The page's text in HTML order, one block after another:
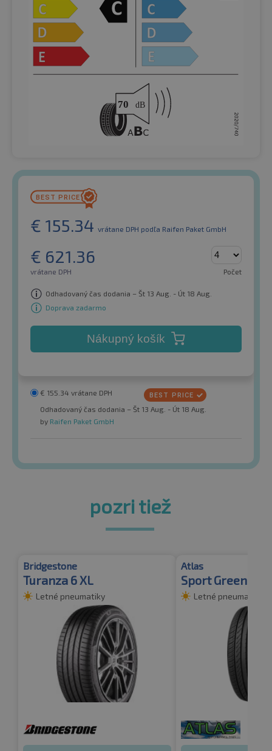
€ 155.34 vrátane DPH podľa Raifen Paket GmbH
€ 621.36
vrátane DPH Počet
Odhadovaný čas dodania – Št 13 Aug. - Út 18 Aug.
Doprava zadarmo
Nákupný košík
€ 155.34 vrátane DPH
Odhadovaný čas dodania – Št 13 Aug. - Út 18 Aug.
by Raifen Paket GmbH
pozri tiež
Bridgestone
Turanza 6 XL
Letné pneumatiky
Atlas
Sport Green 2 XL
Letné pneumatiky